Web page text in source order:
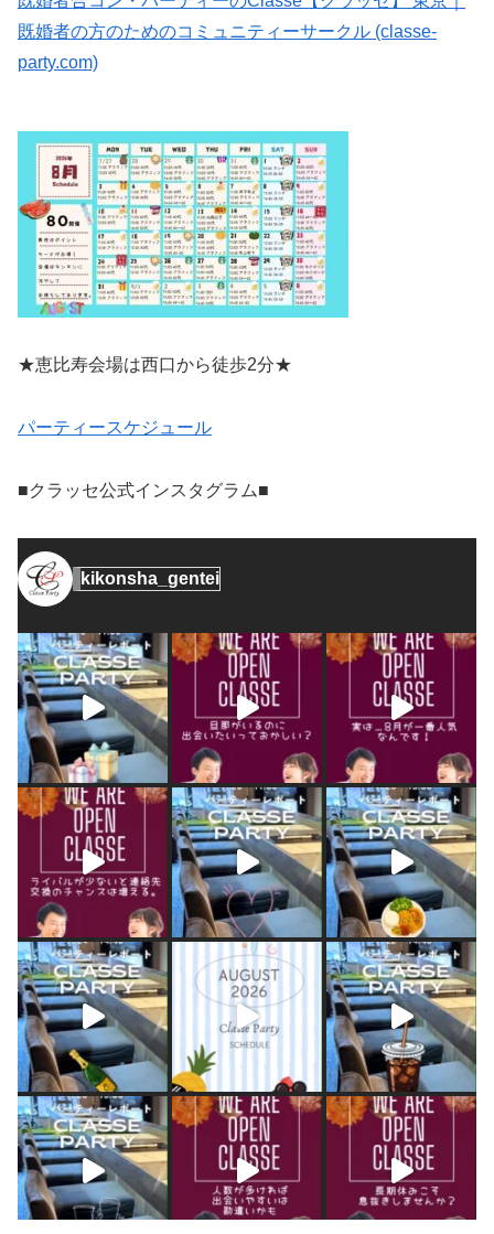
既婚者の方のためのコミュニティーサークル (classe-
party.com)
★恵比寿会場は西口から徒歩2分★
パーティースケジュール
■クラッセ公式インスタグラム■
kikonsha_gentei